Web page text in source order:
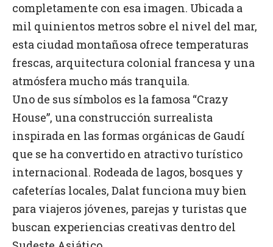
completamente con esa imagen. Ubicada a
mil quinientos metros sobre el nivel del mar,
esta ciudad montañosa ofrece temperaturas
frescas, arquitectura colonial francesa y una
atmósfera mucho más tranquila.
Uno de sus símbolos es la famosa “Crazy
House”, una construcción surrealista
inspirada en las formas orgánicas de Gaudí
que se ha convertido en atractivo turístico
internacional. Rodeada de lagos, bosques y
cafeterías locales, Dalat funciona muy bien
para viajeros jóvenes, parejas y turistas que
buscan experiencias creativas dentro del